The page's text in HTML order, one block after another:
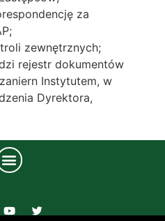
za
zewnętrznych;
rejestr dokumentów
Instytutem, w
Dyrektora,